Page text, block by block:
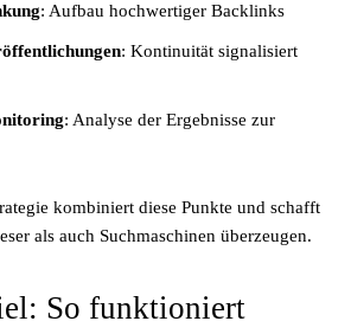
: Aufbau hochwertiger Backlinks
: Kontinuität signalisiert
: Analyse der Ergebnisse zur
kombiniert diese Punkte und schafft
als auch Suchmaschinen überzeugen.
So funktioniert